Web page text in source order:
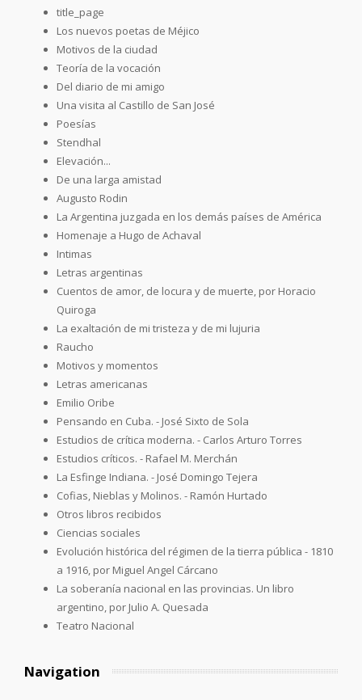
title_page
Los nuevos poetas de Méjico
Motivos de la ciudad
Teoría de la vocación
Del diario de mi amigo
Una visita al Castillo de San José
Poesías
Stendhal
Elevación...
De una larga amistad
Augusto Rodin
La Argentina juzgada en los demás países de América
Homenaje a Hugo de Achaval
Intimas
Letras argentinas
Cuentos de amor, de locura y de muerte, por Horacio
Quiroga
La exaltación de mi tristeza y de mi lujuria
Raucho
Motivos y momentos
Letras americanas
Emilio Oribe
Pensando en Cuba. - José Sixto de Sola
Estudios de crítica moderna. - Carlos Arturo Torres
Estudios críticos. - Rafael M. Merchán
La Esfinge Indiana. - José Domingo Tejera
Cofias, Nieblas y Molinos. - Ramón Hurtado
Otros libros recibidos
Ciencias sociales
Evolución histórica del régimen de la tierra pública - 1810
a 1916, por Miguel Angel Cárcano
La soberanía nacional en las provincias. Un libro
argentino, por Julio A. Quesada
Teatro Nacional
Navigation